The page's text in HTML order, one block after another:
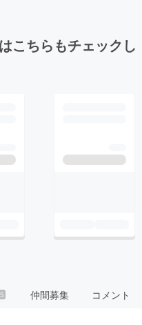
こちらもチェックし
5 仲間募集 コメント